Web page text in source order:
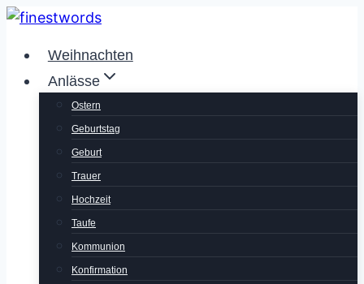
Zum
springenWeihnachten
Anlässe
Ostern
Geburtstag
Geburt
Trauer
Hochzeit
Taufe
Kommunion
Konfirmation